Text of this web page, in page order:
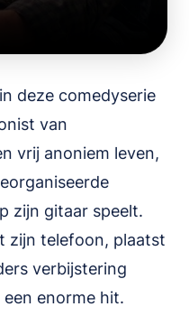
deze comedyserie
van
vrij anoniem leven,
zijn gitaar speelt.
zijn telefoon, plaatst
verbijstering
enorme hit.